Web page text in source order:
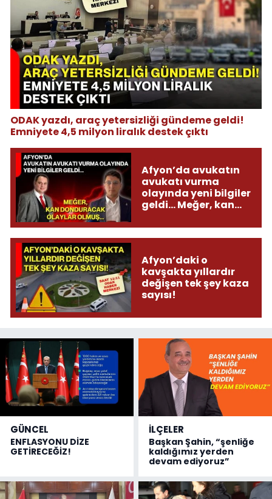
ODAK yazdı, araç yetersizliği gündeme geldi!
Emniyete 4,5 milyon liralık destek çıktı
Afyon’da avukatın
avukatı vurma
olayında yeni bilgiler
geldi... Meğer, kan
olmuş...
Afyon’daki o
kavşakta yıllardır
değişen tek şey kaza
sayısı!
GÜNCEL
ENFLASYONU DİZE
GETİRECEĞİZ!
İLÇELER
Başkan Şahin, “şenliğe
kaldığımız yerden
devam ediyoruz”